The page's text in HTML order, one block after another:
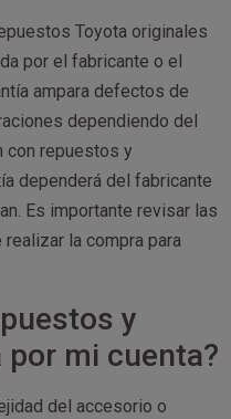
Toyota originales
por el fabricante o el
ampara defectos de
dependiendo del
con repuestos y
dependerá del fabricante
Es importante revisar las
la compra para
y
mi cuenta?
del accesorio o